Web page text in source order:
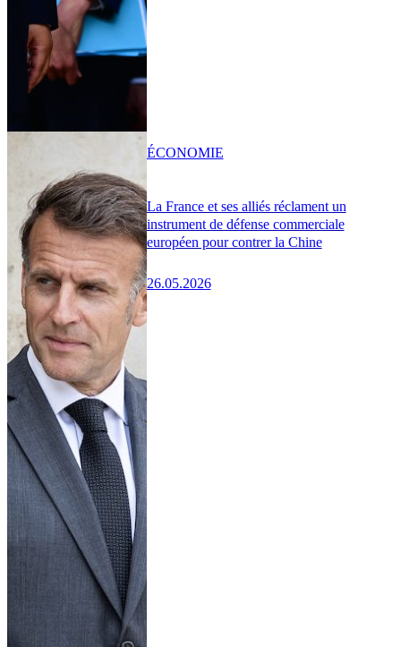
La France et ses alliés réclament un
instrument de défense commerciale
européen pour contrer la Chine
26.05.2026
ÉCONOMIE